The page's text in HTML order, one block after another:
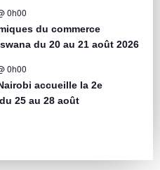
0h00
du commerce
du 20 au 21 août 2026
0h00
accueille la 2e
25 au 28 août